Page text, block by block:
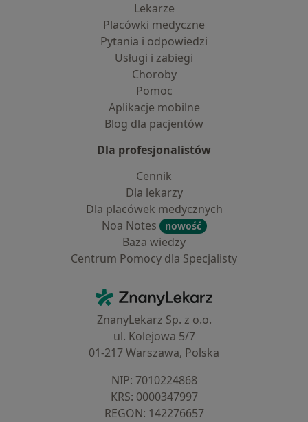
Lekarze
Placówki medyczne
Pytania i odpowiedzi
Usługi i zabiegi
Choroby
Pomoc
Aplikacje mobilne
Blog dla pacjentów
Dla profesjonalistów
Cennik
Dla lekarzy
Dla placówek medycznych
Noa Notes
nowość
Baza wiedzy
Centrum Pomocy dla Specjalisty
ZnanyLekarz - Strona główna
ZnanyLekarz Sp. z o.o.
ul. Kolejowa 5/7
01-217 Warszawa, Polska
NIP: ⁠7010224868
KRS: ⁠0000347997
REGON: ⁠142276657